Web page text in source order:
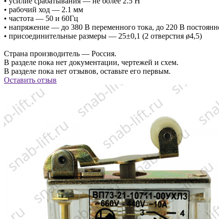
• рабочий ход — 2.1 мм
• частота — 50 и 60Гц
• напряжение — до 380 В переменного тока, до 220 В
• присоединительные размеры — 25±0,1 (2 отверстия ø4,5)
Страна производитель — Россия.
В разделе пока нет документации, чертежей и схем.
В разделе пока нет отзывов, оставьте его первым.
Оставить отзыв